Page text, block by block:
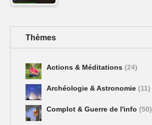
Thèmes
Actions & Méditations (24)
Archéologie & Astronomie (11)
Complot & Guerre de l'info (50)